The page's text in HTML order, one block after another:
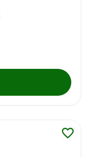
favorite_border